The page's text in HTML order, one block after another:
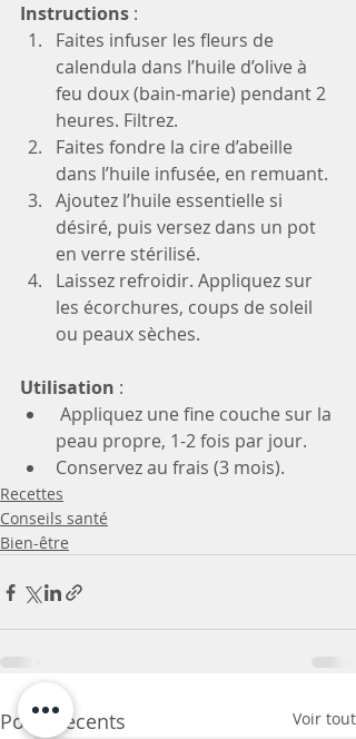
Instructions :
Faites infuser les fleurs de
calendula dans l’huile d’olive à
feu doux (bain-marie) pendant 2
heures. Filtrez.
Faites fondre la cire d’abeille
dans l’huile infusée, en remuant.
Ajoutez l’huile essentielle si
désiré, puis versez dans un pot
en verre stérilisé.
Laissez refroidir. Appliquez sur
les écorchures, coups de soleil
ou peaux sèches.
Utilisation :
peau propre, 1-2 fois par jour.
Conservez au frais (3 mois).
Recettes
Conseils santé
Bien-être
Posts récents Voir tout